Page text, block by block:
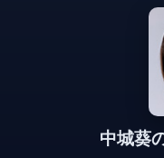
中城葵